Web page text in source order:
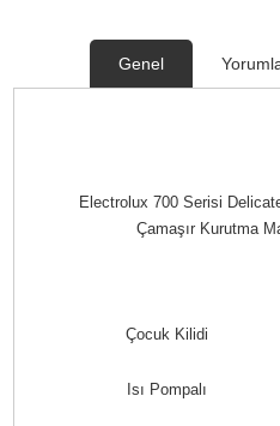
Genel
Electrolux 700 Serisi
Çamaşır Kurutma
Çocuk Kilidi
Isı Pompalı